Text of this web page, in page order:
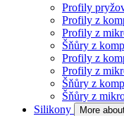
Profily
Profily z
Profily z
Šňůry z
Profily z
Profily z
Šňůry z
Šňůry z
Silikony
More